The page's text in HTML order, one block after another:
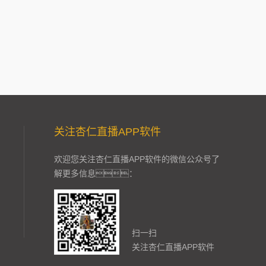
关注杏仁直播APP软件
欢迎您关注杏仁直播APP软件的微信公众号了
解更多信息：
扫一扫
关注杏仁直播APP软件